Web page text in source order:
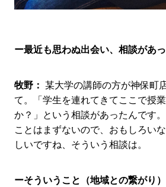
ー最近も思わぬ出会い、相談があっ
牧野： 某大学の講師の方が神保町
て。「学生を連れてきてここで授
か？」という相談があったんです
ことはまずないので、おもしろい
しいですね、そういう相談は。
ーそういうこと（地域との繋がり